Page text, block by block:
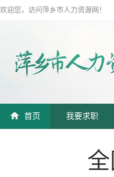
欢迎您，访问萍乡市人力资源网！
首页 我要求职